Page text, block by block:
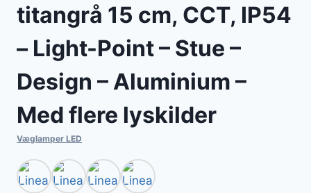
titangrå 15 cm, CCT, IP54
– Light-Point – Stue –
Design – Aluminium –
Med flere lyskilder
Væglamper LED